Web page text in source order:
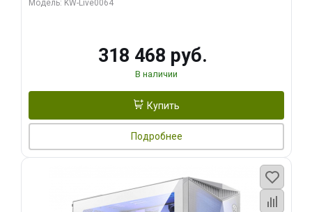
Модель: KW-Live0064
318 468 руб.
В наличии
Купить
Подробнее